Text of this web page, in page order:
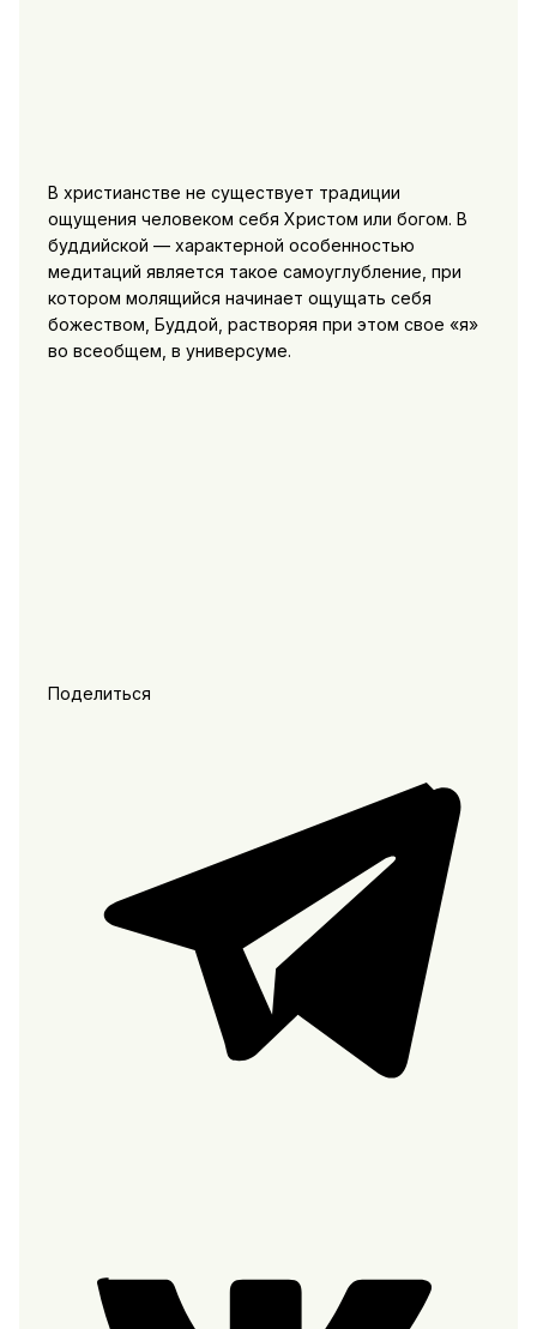
В христианстве не существует традиции
ощущения человеком себя Христом или богом. В
буддийской — характерной особенностью
медитаций является такое самоуглубление, при
котором молящийся начинает ощущать себя
божеством, Буддой, растворяя при этом свое «я»
во всеобщем, в универсуме.
Поделиться